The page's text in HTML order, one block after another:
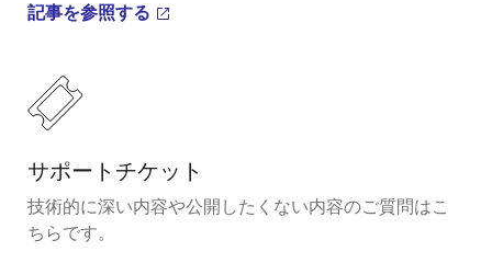
記事を参照する
サポートチケット
技術的に深い内容や公開したくない内容のご質問はこ
ちらです。